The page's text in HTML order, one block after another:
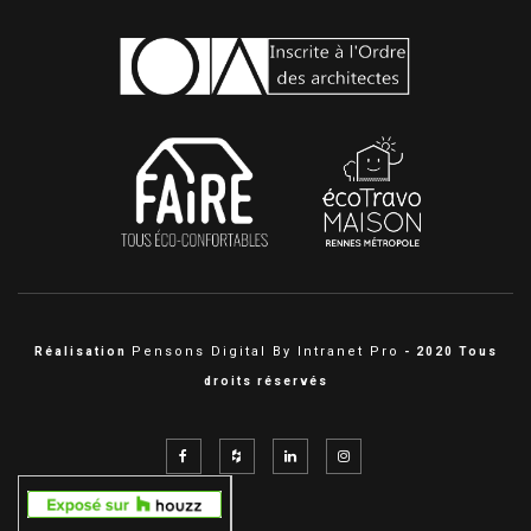
Réalisation Pensons Digital By Intranet Pro - 2020 Tous
droits réservés